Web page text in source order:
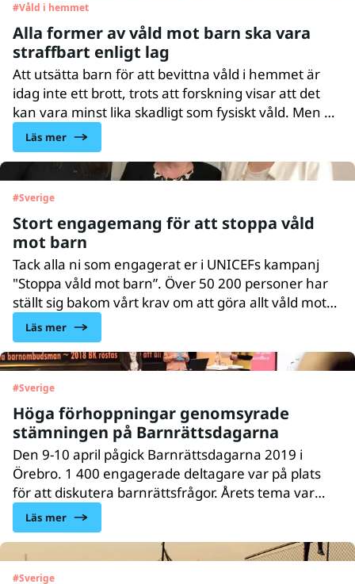
#Våld i hemmet
Alla former av våld mot barn ska vara
straffbart enligt lag
Att utsätta barn för att bevittna våld i hemmet är
idag inte ett brott, trots att forskning visar att det
kan vara minst lika skadligt som fysiskt våld. Men nu
föreslår en statlig utredning en ny
straffbestämmelse gällande barn som bevittnar
våld mellan närstående. Förslagen har ett tydligt
positivt på.
Läs mer
#Sverige
Stort engagemang för att stoppa våld
mot barn
Tack alla ni som engagerat er i UNICEFs kampanj
"Stoppa våld mot barn”. Över 50 200 personer har
ställt sig bakom vårt krav om att göra allt våld mot
barn straffbart. Vi vill också rikta ett varmt tack till
alla som i samband med detta delat med sig av
egna erfarenheter och kommit med värdefulla
namnunderskrifterna till Åsa Lindhagen, ansvarig
minister för barnrättsfrågor.
Läs mer
#Sverige
Höga förhoppningar genomsyrade
stämningen på Barnrättsdagarna
Den 9-10 april pågick Barnrättsdagarna 2019 i
Örebro. 1 400 engagerade deltagare var på plats
för att diskutera barnrättsfrågor. Årets tema var
barn i utsatta livssituationer och områden som våld
mot barn, socialtjänstens arbete och att
barnkonventionen blir lag 2020 löpte som en röd
Läs mer
#Sverige